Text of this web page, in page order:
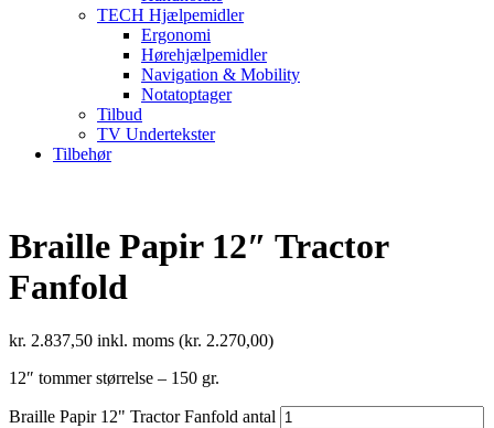
TECH Hjælpemidler
Ergonomi
Hørehjælpemidler
Navigation & Mobility
Notatoptager
Tilbud
TV Undertekster
Tilbehør
Braille Papir 12″ Tractor
Fanfold
kr. 2.837,50 inkl. moms (kr. 2.270,00)
12″ tommer størrelse – 150 gr.
Braille Papir 12" Tractor Fanfold antal